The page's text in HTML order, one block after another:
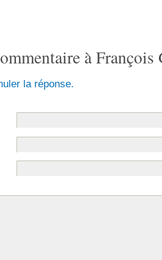
àFrançois
la réponse.